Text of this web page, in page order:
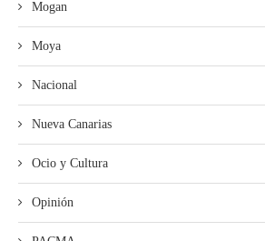
Mogan
Moya
Nacional
Nueva Canarias
Ocio y Cultura
Opinión